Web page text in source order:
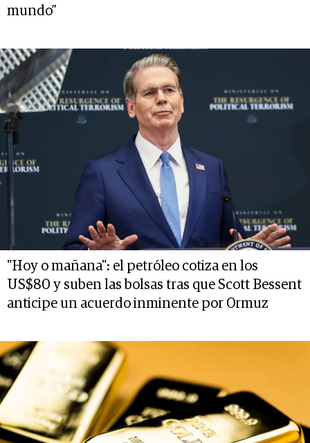
mundo”
"Hoy o mañana": el petróleo cotiza en los
US$80 y suben las bolsas tras que Scott Bessent
anticipe un acuerdo inminente por Ormuz